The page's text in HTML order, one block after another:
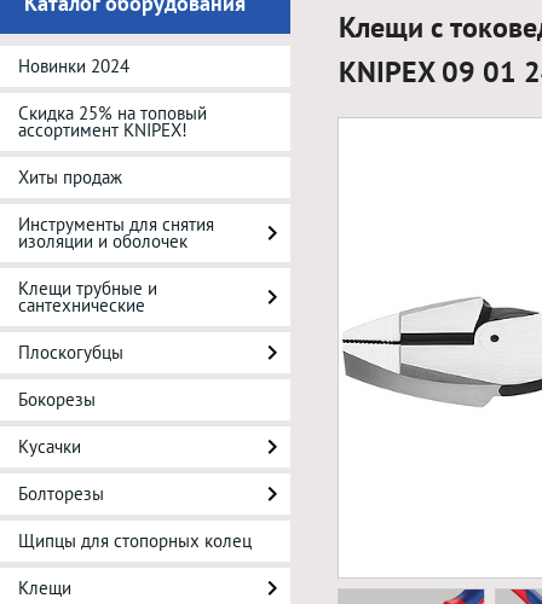
Новинки 2024
Скидка 25% на топовый
ассортимент KNIPEX!
Хиты продаж
Инструменты для снятия
изоляции и оболочек
Клещи трубные и
сантехнические
Плоскогубцы
Бокорезы
Кусачки
Болторезы
Щипцы для стопорных колец
Клещи
Клещи с
KNIPEX 09 01